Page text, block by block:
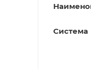
Система